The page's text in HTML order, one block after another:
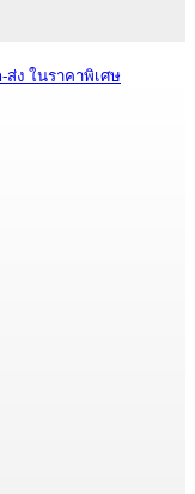
ง ในราคาพิเศษ